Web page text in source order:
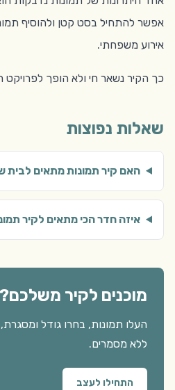
אפשר להתחיל בסט קטן ולהוסיף
אירוע משפחתי.
כך הקיר נשאר חי ולא הופך
שאלות נפוצות
האם קיר תמונות מתאים לבית
איזה חדר הכי מתאים לקיר
מוכנים לקיר משלכם?
העלו תמונות, בחרו גודל
ללא מסמרים.
התחילו לעצב